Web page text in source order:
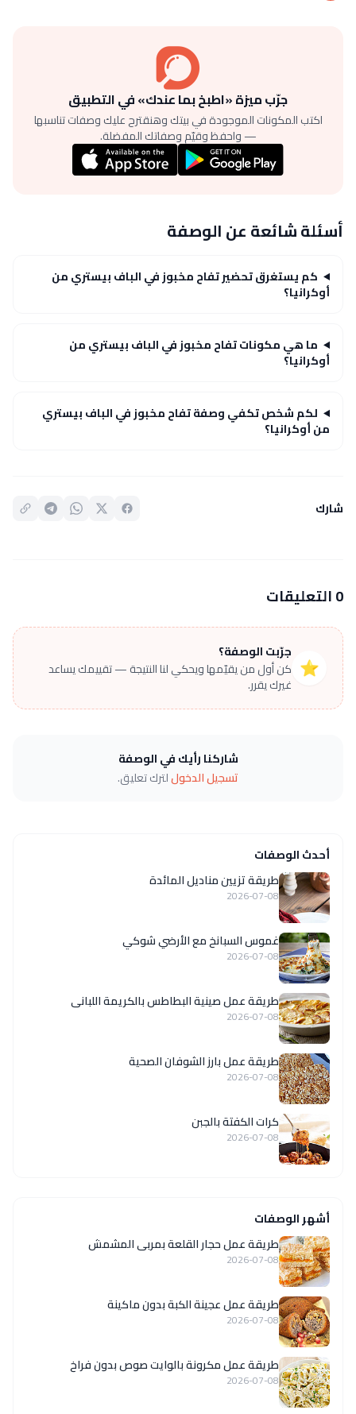
جرّب ميزة «اطبخ بما عندك» في التطبيق
اكتب المكونات الموجودة في بيتك وهنقترح عليك وصفات تناسبها
— واحفظ وقيّم وصفاتك المفضلة.
أسئلة شائعة عن الوصفة
كم يستغرق تحضير تفاح مخبوز في الباف بيستري من
أوكرانيا؟
ما هي مكونات تفاح مخبوز في الباف بيستري من
أوكرانيا؟
لكم شخص تكفي وصفة تفاح مخبوز في الباف بيستري
من أوكرانيا؟
شارك
0 التعليقات
⭐
جرّبت الوصفة؟
كن أول من يقيّمها ويحكي لنا النتيجة — تقييمك يساعد
غيرك يقرر.
شاركنا رأيك في الوصفة
تسجيل الدخوللترك تعليق.
أحدث الوصفات
طريقة تزيين مناديل المائدة
2026-07-08
غموس السبانخ مع الأرضي شوكي
2026-07-08
طريقة عمل صينية البطاطس بالكريمة اللبانى
2026-07-08
طريقة عمل بارز الشوفان الصحية
2026-07-08
كرات الكفتة بالجبن
2026-07-08
أشهر الوصفات
طريقة عمل حجار القلعة بمربى المشمش
2026-07-08
طريقة عمل عجينة الكبة بدون ماكينة
2026-07-08
طريقة عمل مكرونة بالوايت صوص بدون فراخ
2026-07-08